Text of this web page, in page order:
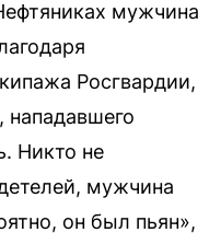
мужчина
Росгвардии,
Никто не
мужчина
он был пьян»,